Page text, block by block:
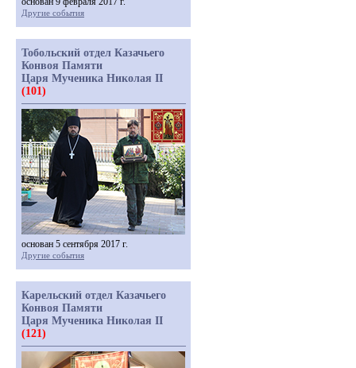
Другие события
Тобольский отдел Казачьего
Конвоя Памяти
Царя Мученика Николая II
(101)
основан 5 сентября 2017 г.
Другие события
Карельский отдел Казачьего
Конвоя Памяти
Царя Мученика Николая II
(121)